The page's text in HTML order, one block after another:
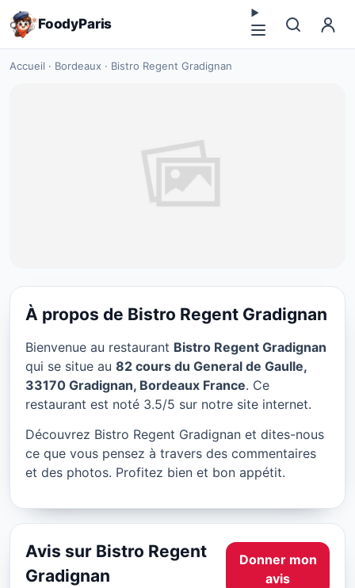
FoodyParis
Accueil · Bordeaux · Bistro Regent Gradignan
Bistro Regent Gradignan à
Bordeaux
★ 3.5/5
À propos de Bistro Regent Gradignan
Bienvenue au restaurant Bistro Regent Gradignan
qui se situe au 82 cours du General de Gaulle,
33170 Gradignan, Bordeaux France. Ce
restaurant est noté 3.5/5 sur notre site internet.
Découvrez Bistro Regent Gradignan et dites-nous
ce que vous pensez à travers des commentaires
et des photos. Profitez bien et bon appétit.
Avis sur Bistro Regent
Gradignan
Donner mon
avis